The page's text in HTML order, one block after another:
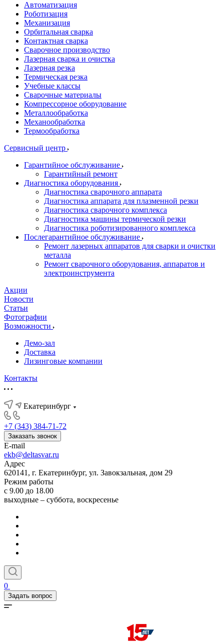
Автоматизация
Роботизация
Механизация
Орбитальная сварка
Контактная сварка
Сварочное производство
Лазерная сварка и очистка
Лазерная резка
Термическая резка
Учебные классы
Сварочные материалы
Компрессорное оборудование
Металлообработка
Механообработка
Термообработка
Сервисный центр
Гарантийное обслуживание
Гарантийный ремонт
Диагностика оборудования
Диагностика сварочного аппарата
Диагностика аппарата для плазменной резки
Диагностика сварочного комплекса
Диагностика машины термической резки
Диагностика роботизированного комплекса
Послегарантийное обслуживание
Ремонт лазерных аппаратов для сварки и очистки
металла
Ремонт сварочного оборудования, аппаратов и
электроинструмента
Акции
Новости
Статьи
Фотографии
Возможности
Демо-зал
Доставка
Лизинговые компании
Контакты
Екатеринбург
+7 (343) 384-71-72
Заказать звонок
E-mail
ekb@deltasvar.ru
Адрес
620141, г. Екатеринбург, ул. Завокзальная, дом 29
Режим работы
с 9.00 до 18.00
выходные – суббота, воскресенье
0
Задать вопрос